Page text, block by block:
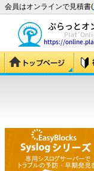
会員はオンラインで見積書(